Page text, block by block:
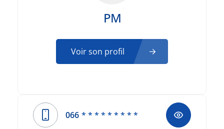
PM
Voir son profil
066 * * * * * * * * *